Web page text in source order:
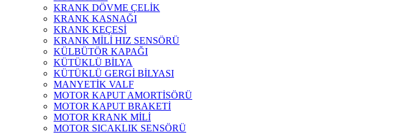
KRANK DÖVME ÇELİK
KRANK KASNAĞI
KRANK KEÇESİ
KRANK MİLİ HIZ SENSÖRÜ
KÜLBÜTÖR KAPAĞI
KÜTÜKLÜ BİLYA
KÜTÜKLÜ GERGİ BİLYASI
MANYETİK VALF
MOTOR KAPUT AMORTİSÖRÜ
MOTOR KAPUT BRAKETİ
MOTOR KRANK MİLİ
MOTOR SICAKLIK SENSÖRÜ